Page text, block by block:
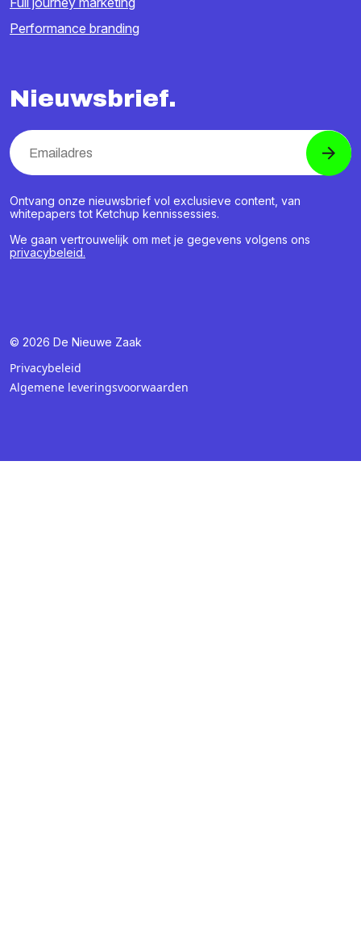
Performance branding
Nieuwsbrief.
Ontvang onze nieuwsbrief vol exclusieve content, van
whitepapers tot Ketchup kennissessies.
We gaan vertrouwelijk om met je gegevens volgens ons
privacybeleid.
© 2026 De Nieuwe Zaak
Privacybeleid
Algemene leveringsvoorwaarden